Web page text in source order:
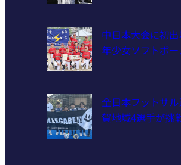
中日本大会に初
年少女ソフトボ
全日本フットサ
賀地域4選手が挑